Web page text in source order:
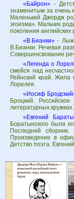
«Байрон»-
знаменитым за очень
Маленький Джордж
эгоизма». Мальчик
поколения английских
«В.Бианки»-
В.Бианки. Речевая
Совершенсвование
«Легенда о
смейся над
Рейнский край.
Лорелея.
«Иосиф
Броцкий.
литературных
«Евгений
Боратынского была
Последний
Произведение в
Детство поэта.